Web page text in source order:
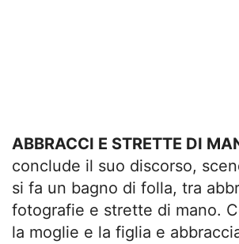
ABBRACCI E STRETTE DI
conclude il suo discorso,
si fa un bagno di folla, tra
fotografie e strette di mano.
la moglie e la figlia e